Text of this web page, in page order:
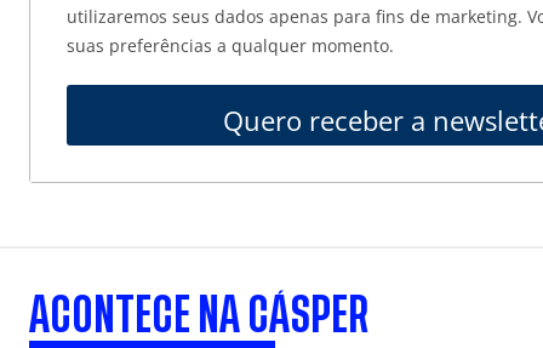
utilizaremos seus dados apenas para fins de marketing.
suas preferências a qualquer momento.
Quero receber a
ACONTECE NA CÁSPER